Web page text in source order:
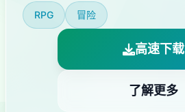
RPG 冒险
高速下载
了解更多